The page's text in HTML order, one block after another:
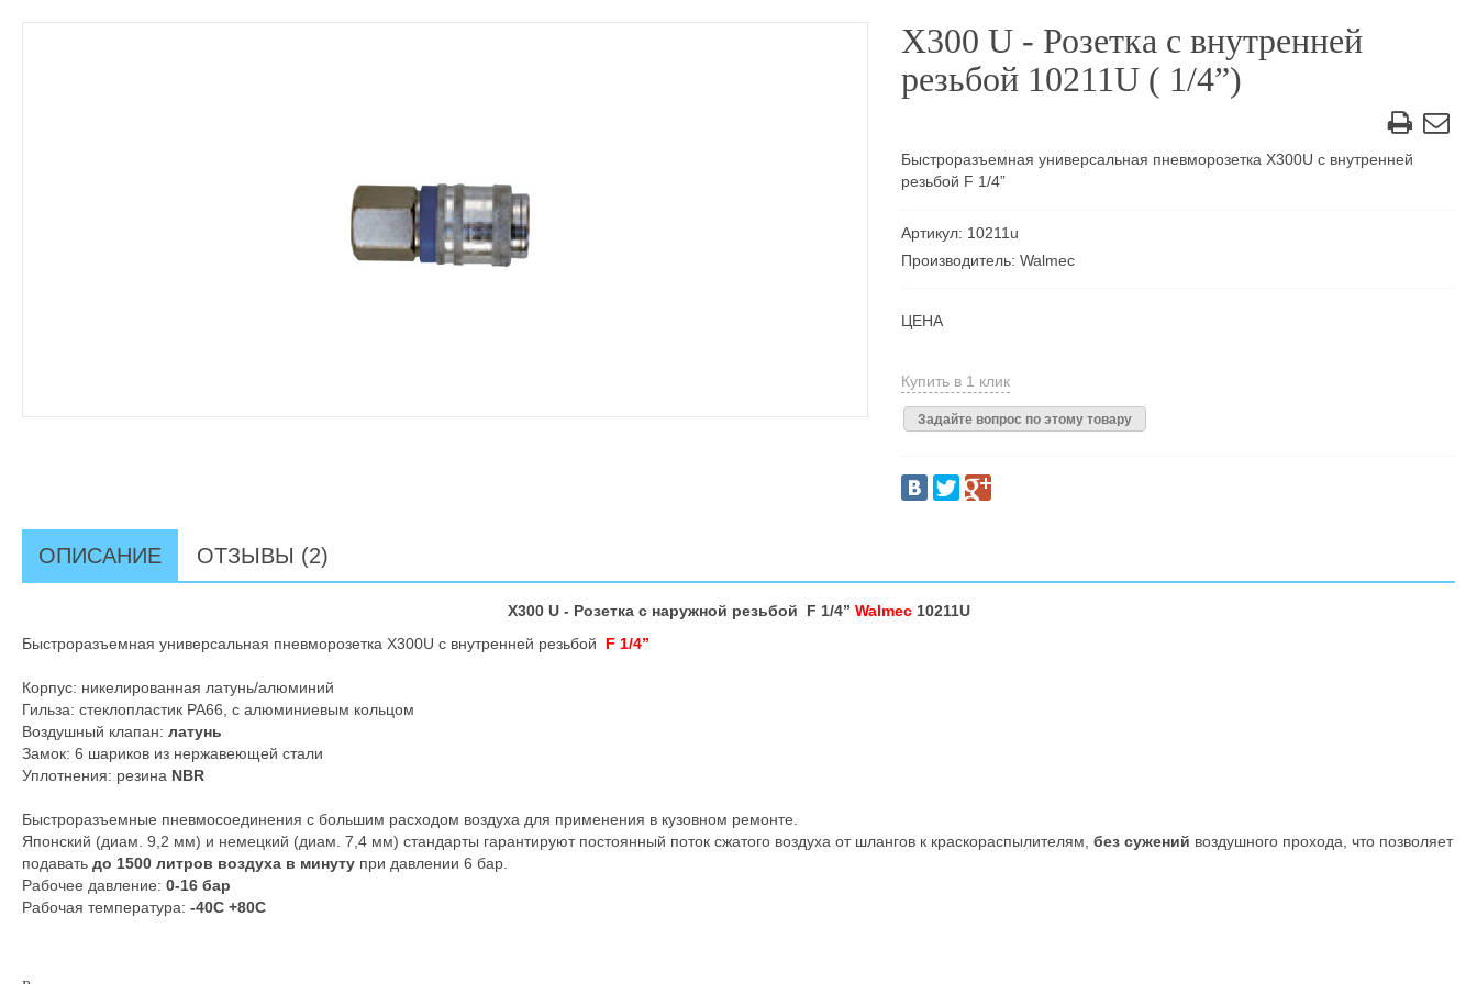
X300 U - Розетка с внутренней
резьбой 10211U ( 1/4”)
Быстроразъемная универсальная пневморозетка X300U с внутренней
резьбой F 1/4”
Артикул: 10211u
Производитель: Walmec
ЦЕНА
Купить в 1 клик
Задайте вопрос по этому товару
ОПИСАНИЕ ОТЗЫВЫ (2)
X300 U - Розетка с наружной резьбой F 1/4” Walmec 10211U
Быстроразъемная универсальная пневморозетка X300U с внутренней резьбой F 1/4”
Корпус: никелированная латунь/алюминий
Гильза: стеклопластик РА66, с алюминиевым кольцом
Воздушный клапан: латунь
Замок: 6 шариков из нержавеющей стали
Уплотнения: резина NBR
Быстроразъемные пневмосоединения с большим расходом воздуха для применения в кузовном ремонте.
Японский (диам. 9,2 мм) и немецкий (диам. 7,4 мм) стандарты гарантируют постоянный поток сжатого воздуха от шлангов к краскораспылителям, без сужений воздушного прохода, что позволяет
подавать до 1500 литров воздуха в минуту при давлении 6 бар.
Рабочее давление: 0-16 бар
Рабочая температура: -40С +80С